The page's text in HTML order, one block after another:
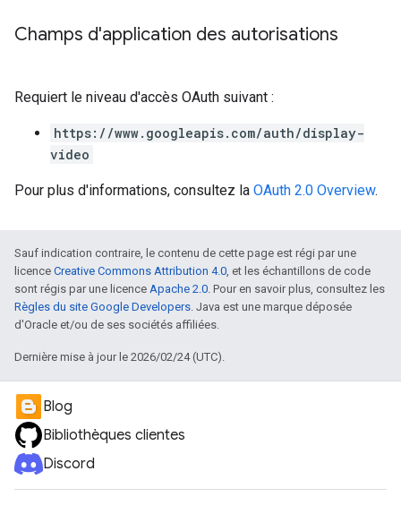
Champs d'application des autorisations
Requiert le niveau d'accès OAuth suivant :
https://www.googleapis.com/auth/display-
video
Pour plus d'informations, consultez la OAuth 2.0 Overview.
Sauf indication contraire, le contenu de cette page est régi par une
licence Creative Commons Attribution 4.0, et les échantillons de code
sont régis par une licence Apache 2.0. Pour en savoir plus, consultez les
Règles du site Google Developers. Java est une marque déposée
d'Oracle et/ou de ses sociétés affiliées.
Dernière mise à jour le 2026/02/24 (UTC).
Blog
Bibliothèques clientes
Discord